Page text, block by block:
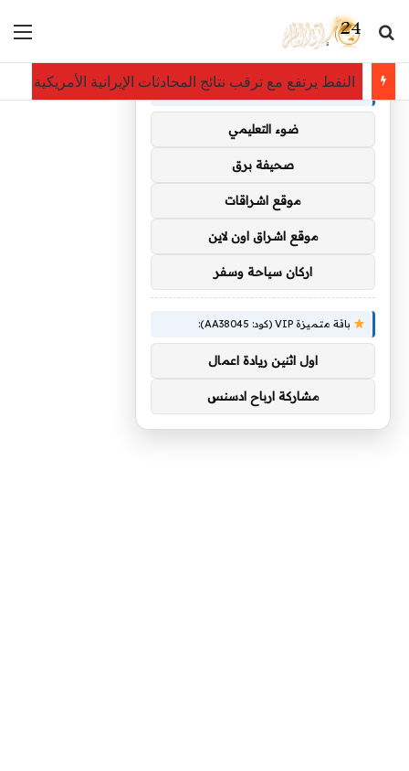
بحث عن
مجلس الشؤون الاقتصادية يستعرض أداء الميزانية ويُحاط
توصيات :
باقة متميزة VIP (كود: AA35872):
ضوء التعليمي
صحيفة برق
موقع اشراقات
موقع اشراق اون لاين
اركان سياحة وسفر
باقة متميزة VIP (كود: AA38045):
اول اثنين ريادة اعمال
مشاركة ارباح ادسنس